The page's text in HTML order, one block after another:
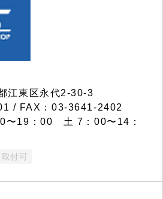
江東区永代2-30-3
/ FAX：03-3641-2402
〜19：00 土 7：00〜14：
付可